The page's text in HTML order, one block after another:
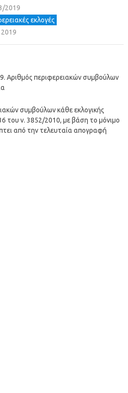
2019
εκλογές
2019
Αριθμός περιφερειακών συμβούλων
συμβούλων κάθε εκλογικής
του ν. 3852/2010, με βάση το μόνιμο
από την τελευταία απογραφή